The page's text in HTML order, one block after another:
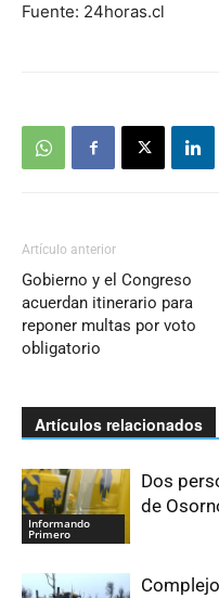
Fuente: 24horas.cl
Artículo anterior
Gobierno y el Congreso
acuerdan itinerario para
reponer multas por voto
obligatorio
Artículos relacionados
Informando
Primero
Dos
de